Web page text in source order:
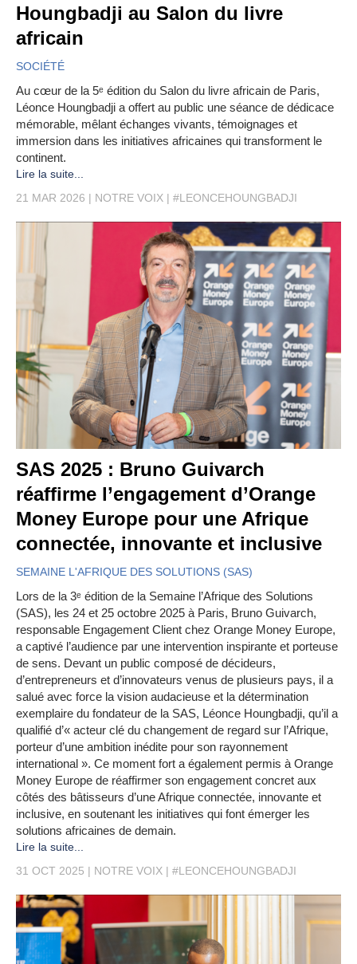
Houngbadji au Salon du livre
africain
SOCIÉTÉ
Au cœur de la 5ᵉ édition du Salon du livre africain de Paris,
Léonce Houngbadji a offert au public une séance de dédicace
mémorable, mêlant échanges vivants, témoignages et
immersion dans les initiatives africaines qui transforment le
continent.
Lire la suite...
21 MAR 2026
NOTRE VOIX #LEONCEHOUNGBADJI
SAS 2025 : Bruno Guivarch
réaffirme l’engagement d’Orange
Money Europe pour une Afrique
connectée, innovante et inclusive
SEMAINE L'AFRIQUE DES SOLUTIONS (SAS)
Lors de la 3ᵉ édition de la Semaine l’Afrique des Solutions
(SAS), les 24 et 25 octobre 2025 à Paris, Bruno Guivarch,
responsable Engagement Client chez Orange Money Europe,
a captivé l’audience par une intervention inspirante et porteuse
de sens. Devant un public composé de décideurs,
d’entrepreneurs et d’innovateurs venus de plusieurs pays, il a
salué avec force la vision audacieuse et la détermination
exemplaire du fondateur de la SAS, Léonce Houngbadji, qu’il a
qualifié d’« acteur clé du changement de regard sur l’Afrique,
porteur d’une ambition inédite pour son rayonnement
international ». Ce moment fort a également permis à Orange
Money Europe de réaffirmer son engagement concret aux
côtés des bâtisseurs d’une Afrique connectée, innovante et
inclusive, en soutenant les initiatives qui font émerger les
solutions africaines de demain.
Lire la suite...
31 OCT 2025
NOTRE VOIX #LEONCEHOUNGBADJI